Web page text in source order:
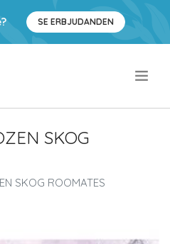
SE ERBJUDANDEN
SKOG
SKOG ROOMATES